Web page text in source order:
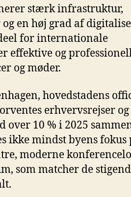
stærk infrastruktur,
en høj grad af
for internationale
effektive og
og møder.
hovedstadens
erhvervsrejser og
over 10 % i 2025
ikke mindst byens fokus
moderne
som matcher de